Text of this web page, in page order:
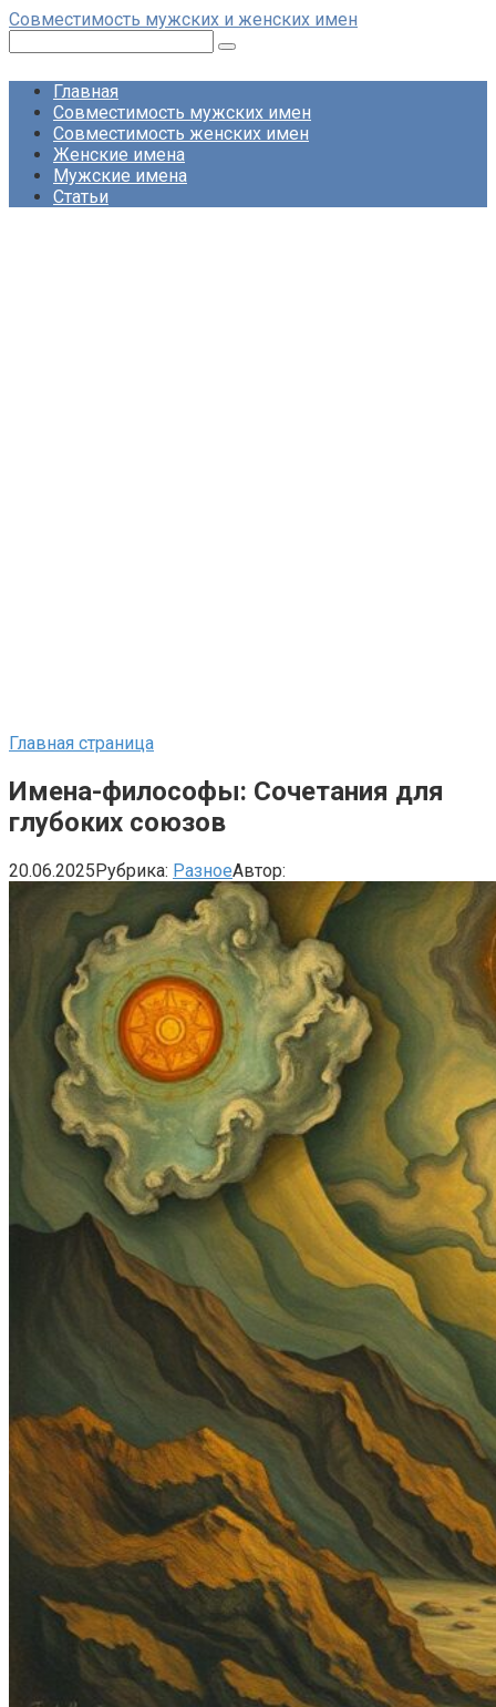
Перейти
контенту
Совместимость мужских и женских имен
Главная
Совместимость мужских имен
Совместимость женских имен
Женские имена
Мужские имена
Статьи
Главная страница
Имена-философы: Сочетания для
глубоких союзов
20.06.2025Рубрика: РазноеАвтор: